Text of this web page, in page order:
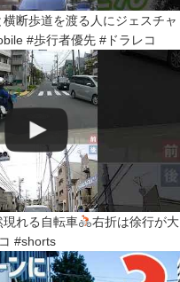
横断歩道を渡る人にジェスチャ
#歩行者優先 #ドラレコ
れる自転車
右折は徐行が大
#shorts